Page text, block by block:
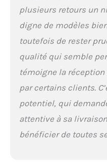
plusieurs retours un
digne de modèles
toutefois de rester
qualité qui semble
témoigne la
par certains clients.
potentiel, qui
attentive à sa
bénéficier de toutes